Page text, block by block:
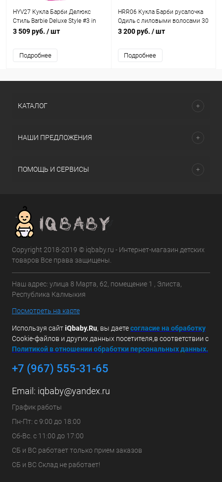
HYV27 Кукла Барби Делюкс
Стиль Barbie Deluxe Style #3 in
Pastel Pink Barbiecore Dress
3 509 руб. / шт
Подробнее
HRR06 Кукла Барби русалочка
Одиль с лиловыми волосами 30
см IQchina
3 200 руб. / шт
Подробнее
КАТАЛОГ
НАШИ ПРЕДЛОЖЕНИЯ
ПОМОЩЬ И СЕРВИСЫ
Copyright 2018-2019 © iqbaby.ru - Интернет-магазин детских
товаров Все права защищены.
Наш адрес: улица 8 Марта, 62, помещение 1 , Элиста,
Республика Калмыкия
Посмотреть на карте
Используя сайтiQbaby.Ru, вы даетесогласие на обработку
Cookie-файлов и других данных посетителя,в соответствии с
Политикой в отношении обработки персональных данных.
+7 (967) 555-31-65
Email: iqbaby@yandex.ru
График работы
Пн-Пт: с 9:00 до 18:00
Сб-Вс. с 11:00 до 17:00
СБ и ВС работает только прием заказов
СБ и ВС Склад не работает!